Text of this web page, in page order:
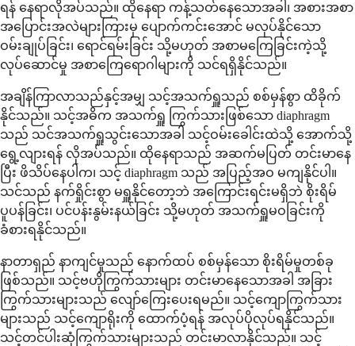
ရန် နေရာလိုအပ်သည်။ ထိုနေရာ ကန့်သတ်နေသောအခါ၊ အစားအစာ
အပြောင်းအလဲများကြားမှ ပျောက်ကင်းအောင် မလုပ်နိုင်သော
ဝမ်းချုပ်ခြင်း၊ ရောင်ရမ်းခြင်း သို့မဟုတ် အစာမကြေခြင်းကဲ့သို့
လုပ်ဆောင်မှု အစာကြေရောဂါများကို သင်ရရှိနိုင်သည်။
အချိန်ကြာလာသည်နှင့်အမျှ သင့်အသက်ရှူသည် စစ်မှန်စွာ ထိခိုက်
နိုင်သည်။ သင့်အဓိက အသက်ရှူ ကြွက်သားဖြစ်သော diaphragm
သည် သင်အသက်ရှူသွင်းသောအခါ သင့်ဝမ်းခေါင်းထဲသို့ အောက်သို့
ရွေ့လျားရန် လိုအပ်သည်။ ထိုနေရာသည် အဆက်မပြတ် တင်းမာနေ
ပြီး ဖိသိပ်နေပါက၊ သင့် diaphragm သည် အပြည့်အဝ မကျနိုင်ပါ။
သင်သည် နက်ရှိုင်းစွာ မရှူနိုင်တော့ဘဲ အကြောင်းရင်းမရှိဘဲ စိုးရိမ်
ပူပန်ခြင်း၊ ပင်ပန်းနွမ်းနယ်ခြင်း သို့မဟုတ် အသက်ရှူမဝခြင်းကို
ခံစားရနိုင်သည်။
နာတာရှည် နာကျင်မှုသည် နောက်ထပ် စစ်မှန်သော စိုးရိမ်မှုတစ်ခု
ဖြစ်သည်။ သင့်ဗဟိုကြွက်သားများ တင်းမာနေသောအခါ အခြား
ကြွက်သားများသည် လျော်ကြေးပေးရမည်။ သင့်ကျောကြွက်သား
များသည် သင့်ကျောရိုးကို ထောက်ပံ့ရန် အလုပ်ပိုလုပ်ရနိုင်သည်။
သင့်တင်ပါးဆုံကြွက်သားများသည် တင်းမာလာနိုင်သည်။ သင့်